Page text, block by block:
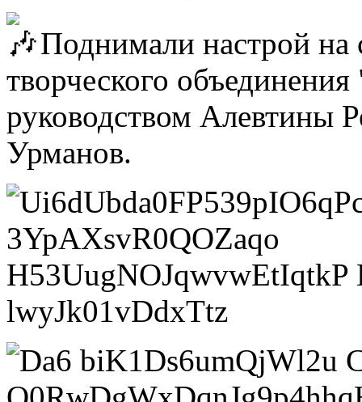
Поднимали настрой на
творческого
руководством Алевтины
Урманов.